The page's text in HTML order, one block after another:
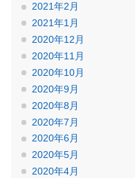
2021年2月
2021年1月
2020年12月
2020年11月
2020年10月
2020年9月
2020年8月
2020年7月
2020年6月
2020年5月
2020年4月